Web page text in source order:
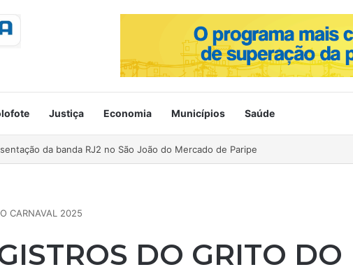
Justiça Economia Municípios Saúde
João da Bahia no Mercado de Paripe
CARNAVAL 2025
DO GRITO DO